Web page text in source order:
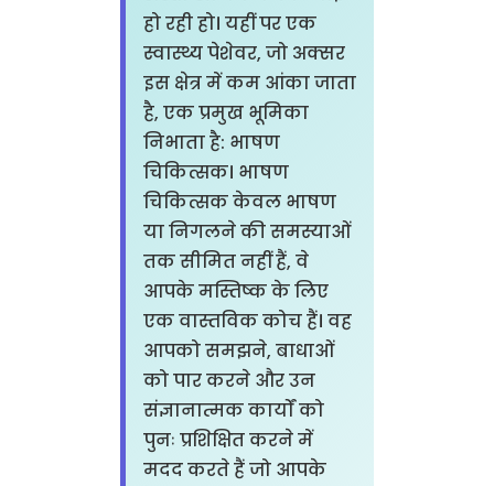
हो रही हो। यहीं पर एक
स्वास्थ्य पेशेवर, जो अक्सर
इस क्षेत्र में कम आंका जाता
है, एक प्रमुख भूमिका
निभाता है: भाषण
चिकित्सक। भाषण
चिकित्सक केवल भाषण
या निगलने की समस्याओं
तक सीमित नहीं हैं, वे
आपके मस्तिष्क के लिए
एक वास्तविक कोच हैं। वह
आपको समझने, बाधाओं
को पार करने और उन
संज्ञानात्मक कार्यों को
पुनः प्रशिक्षित करने में
मदद करते हैं जो आपके